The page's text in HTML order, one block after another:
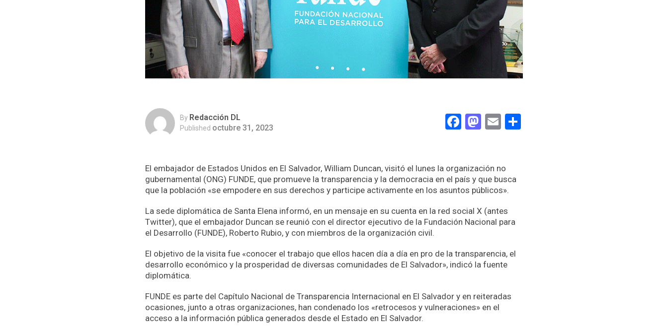
By Redacción DL
Published octubre 31, 2023 Facebook
Mastodon
Email
El embajador de Estados Unidos en El Salvador, William Duncan, visitó el lunes la organización no
gubernamental (ONG) FUNDE, que promueve la transparencia y la democracia en el país y que busca
que la población «se empodere en sus derechos y participe activamente en los asuntos públicos».
La sede diplomática de Santa Elena informó, en un mensaje en su cuenta en la red social X (antes
Twitter), que el embajador Duncan se reunió con el director ejecutivo de la Fundación Nacional para
el Desarrollo (FUNDE), Roberto Rubio, y con miembros de la organización civil.
El objetivo de la visita fue «conocer el trabajo que ellos hacen día a día en pro de la transparencia, el
desarrollo económico y la prosperidad de diversas comunidades de El Salvador», indicó la fuente
diplomática.
FUNDE es parte del Capítulo Nacional de Transparencia Internacional en El Salvador y en reiteradas
ocasiones, junto a otras organizaciones, han condenado los «retrocesos y vulneraciones» en el
acceso a la información pública generados desde el Estado en El Salvador.